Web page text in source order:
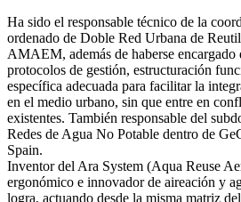
Ha sido el responsable técnico de la
ordenado de Doble Red Urbana de
AMAEM, además de haberse encargado
protocolos de gestión, estructuración
específica adecuada para facilitar la
en el medio urbano, sin que entre en
existentes. También responsable del
Redes de Agua No Potable dentro de
Spain.
Inventor del Ara System (Aqua Reuse
ergonómico e innovador de aireación y
logra, actuando desde la misma matriz